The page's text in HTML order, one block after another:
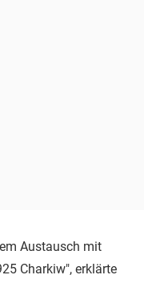
Austausch mit
Charkiw", erklärte